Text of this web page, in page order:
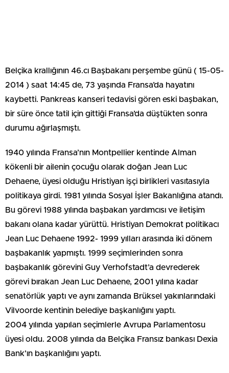
Belçika krallığının 46.cı Başbakanı perşembe günü ( 15-05-
2014 ) saat 14:45 de, 73 yaşında Fransa’da hayatını
kaybetti. Pankreas kanseri tedavisi gören eski başbakan,
bir süre önce tatil için gittiği Fransa’da düştükten sonra
durumu ağırlaşmıştı.
1940 yılında Fransa’nın Montpellier kentinde Alman
kökenli bir ailenin çocuğu olarak doğan Jean Luc
Dehaene, üyesi olduğu Hristiyan işçi birlikleri vasıtasıyla
politikaya girdi. 1981 yılında Sosyal İşler Bakanlığına atandı.
Bu görevi 1988 yılında başbakan yardımcısı ve iletişim
bakanı olana kadar yürüttü. Hristiyan Demokrat politikacı
Jean Luc Dehaene 1992- 1999 yılları arasında iki dönem
başbakanlık yapmıştı. 1999 seçimlerinden sonra
başbakanlık görevini Guy Verhofstadt’a devrederek
görevi bırakan Jean Luc Dehaene, 2001 yılına kadar
senatörlük yaptı ve aynı zamanda Brüksel yakınlarındaki
Vilvoorde kentinin belediye başkanlığını yaptı.
2004 yılında yapılan seçimlerle Avrupa Parlamentosu
üyesi oldu. 2008 yılında da Belçika Fransız bankası Dexia
Bank’ın başkanlığını yaptı.